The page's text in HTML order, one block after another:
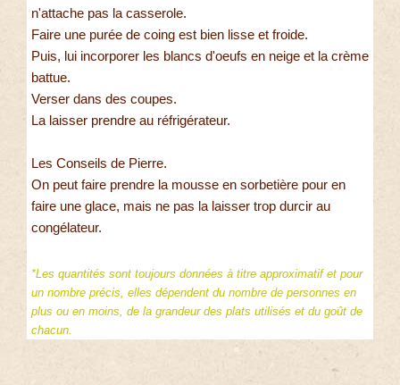
n'attache pas la casserole.
Faire une purée de coing est bien lisse et froide.
Puis, lui incorporer les blancs d'oeufs en neige et la crème
battue.
Verser dans des coupes.
La laisser prendre au réfrigérateur.
Les Conseils de Pierre.
On peut faire prendre la mousse en sorbetière pour en
faire une glace, mais ne pas la laisser trop durcir au
congélateur.
*Les quantités sont toujours données à titre approximatif et pour
un nombre précis, elles dépendent du nombre de personnes en
plus ou en moins, de la grandeur des plats utilisés et du goût de
chacun.